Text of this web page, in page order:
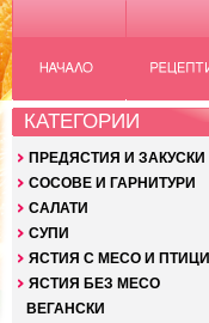
КАТЕГОРИИ
ПРЕДЯСТИЯ И ЗАКУСКИ
СОСОВЕ И ГАРНИТУРИ
САЛАТИ
СУПИ
ЯСТИЯ С МЕСО И ПТИЦИ
ЯСТИЯ БЕЗ МЕСО
ВЕГАНСКИ